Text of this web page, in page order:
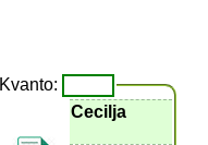
Kvanto:
Cecilja